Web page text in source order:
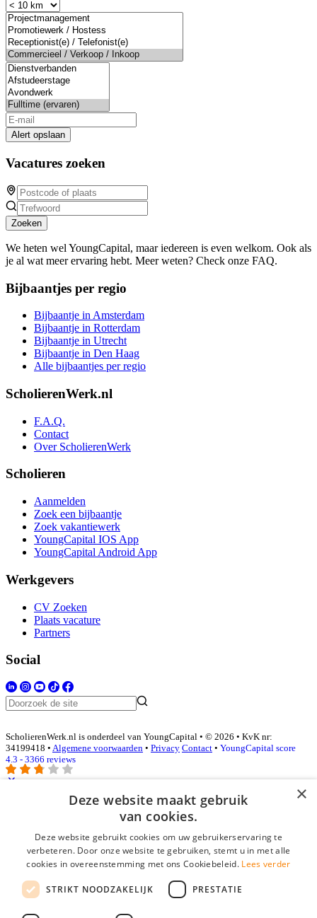
Alert opslaan
Vacatures zoeken
Zoeken
We heten wel YoungCapital, maar iedereen is even welkom. Ook als
je al wat meer ervaring hebt. Meer weten? Check onze FAQ.
Bijbaantjes per regio
Bijbaantje in Amsterdam
Bijbaantje in Rotterdam
Bijbaantje in Utrecht
Bijbaantje in Den Haag
Alle bijbaantjes per regio
ScholierenWerk.nl
F.A.Q.
Contact
Over ScholierenWerk
Scholieren
Aanmelden
Zoek een bijbaantje
Zoek vakantiewerk
YoungCapital IOS App
YoungCapital Android App
Werkgevers
CV Zoeken
Plaats vacature
Partners
Social
ScholierenWerk.nl is onderdeel van YoungCapital • © 2026 • KvK nr:
34199418 • Algemene voorwaarden • Privacy Contact • YoungCapital score
4.3 - 3366 reviews
Inloggen als bedrijf
E-mail*
Wachtwoord
login gegevens onthouden
×
Deze website maakt gebruik
van cookies.
Deze website gebruikt cookies om uw gebruikerservaring te
verbeteren. Door onze website te gebruiken, stemt u in met alle
cookies in overeenstemming met ons Cookiebeleid. Lees verder
STRIKT NOODZAKELIJK PRESTATIE